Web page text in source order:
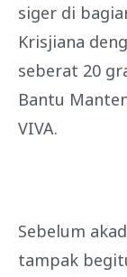
siger di
Krisjiana
seberat 20
Bantu
VIVA.
Sebelum
tampak